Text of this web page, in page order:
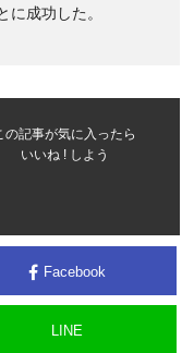
に成功した。
の記事が気に入ったら
いいね ! しよう
Facebook
LINE